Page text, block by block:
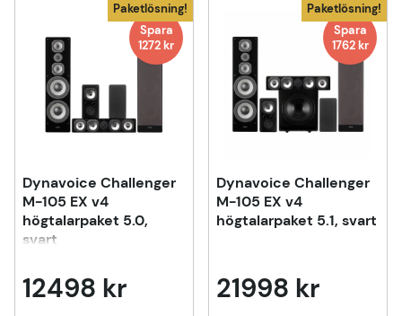
Paketlösning!
Spara
1272 kr
Dynavoice Challenger
M-105 EX v4
högtalarpaket 5.0,
svart
12498 kr
Paketlösning!
Spara
1762 kr
Dynavoice Challenger
M-105 EX v4
högtalarpaket 5.1, svart
21998 kr